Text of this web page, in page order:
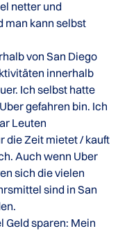
netter und
man kann selbst
von San Diego
innerhalb
Ich selbst hatte
gefahren bin. Ich
Leuten
die Zeit mietet / kauft
Auch wenn Uber
sich die vielen
sind in San
Geld sparen: Mein